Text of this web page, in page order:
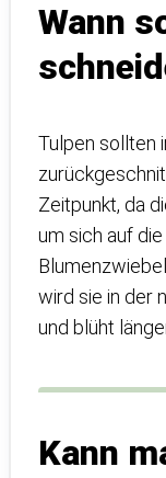
Wann
Tulpen sollten
Zeitpunkt, da
um sich auf
wird sie in der
und blüht
Kann